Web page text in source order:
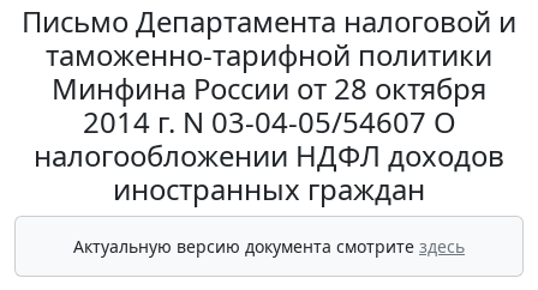
Письмо Департамента налоговой и
таможенно-тарифной политики
Минфина России от 28 октября
2014 г. N 03-04-05/54607 О
налогообложении НДФЛ доходов
иностранных граждан
Актуальную версию документа смотрите здесь